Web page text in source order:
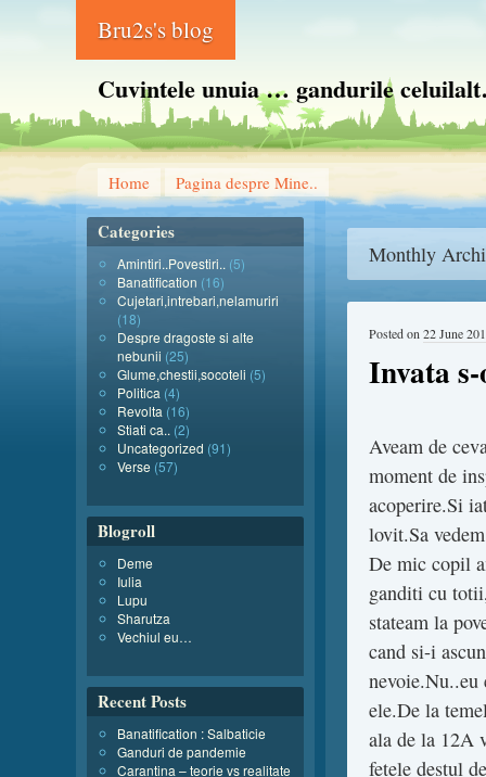
Bru2s's blog
Cuvintele unuia … gandurile
Home Pagina despre Mine..
Monthly
Invata
Posted on 22 June
Aveam de
moment de
acoperire.Si
lovit.Sa
De mic copil
ganditi cu
stateam la
cand si-i
nevoie.Nu..eu
ele.De la
ala de la 12A
fetele destul
Categories
Amintiri..Povestiri.. (5)
Banatification (16)
Cujetari,intrebari,nelamuriri
(18)
Despre dragoste si alte
nebunii (25)
Glume,chestii,socoteli (5)
Politica (4)
Revolta (16)
Stiati ca.. (2)
Uncategorized (91)
Verse (57)
Blogroll
Deme
Iulia
Lupu
Sharutza
Vechiul eu…
Recent Posts
Banatification : Salbaticie
Ganduri de pandemie
Carantina – teorie vs realitate